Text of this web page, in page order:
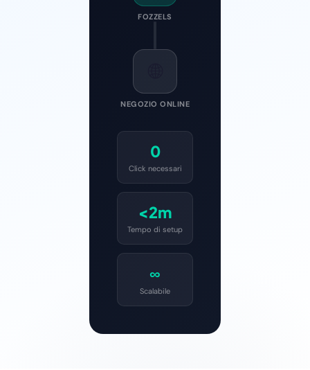
FOZZELS
NEGOZIO ONLINE
0
Click necessari
<2m
Tempo di setup
∞
Scalabile